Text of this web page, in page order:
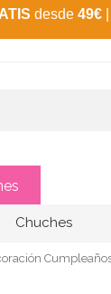
desde 49€
Chuches